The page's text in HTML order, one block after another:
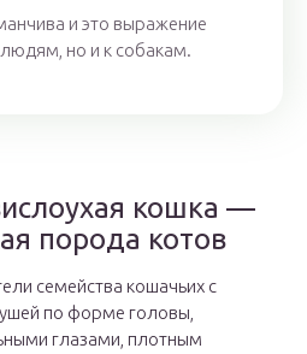
и это выражение
людям, но и к собакам.
кошка —
порода котов
семейства кошачьих с
по форме головы,
глазами, плотным